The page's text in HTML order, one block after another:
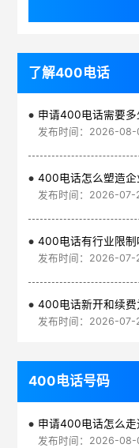
了解400电话
发布时间：2026-08-
400电话怎么塑造企
发布时间：2026-07-
400电话有行业限制
发布时间：2026-07-
发布时间：2026-07-
400电话号码
申请400电话怎么
发布时间：2026-08-